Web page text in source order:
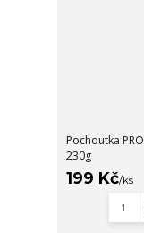
Pochoutka
230g
199 Kč/ks